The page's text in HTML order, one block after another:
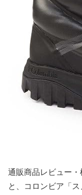
通販商品レビュー・
と、コロンビア「